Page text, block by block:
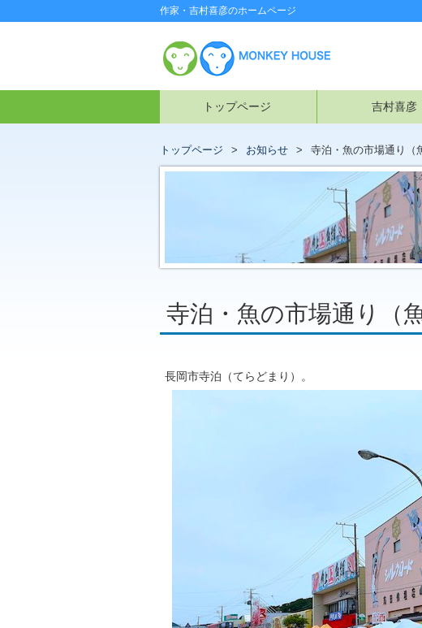
作家・吉村喜彦のホームページ
トップページ 吉村喜彦
トップページ お知らせ 寺泊・魚の市場通り（
寺泊・魚の市場通り（
長岡市寺泊（てらどまり）。